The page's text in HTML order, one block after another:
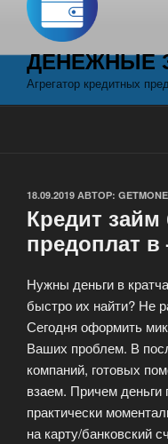
ДЕНЕЖНЫЕ
Агрегатор кредитных
ОПУБЛИКОВАНО
18.09.2019 АВТОР:
Кредит займ
предоплат в
Нужны деньги в
быстро их найти? Не
Сегодня оформить
Ваших проблем. В
компаний, готовых
взаем. Причем
практически
на карту/банковский